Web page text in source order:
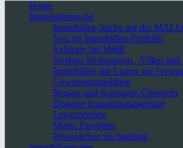
Home
Immobiliensuche
Immobilien-Suche auf der
Neu im Immobilien-Portfolio
Exklusiv bei M&B
Neubau-Wohnungen, -Villen und
Immobilien mit Lizenz zur
Gewerbeimmobilien
Region-und Kategorie-Übersicht
Diskrete Immobilienangebote
Langzeitmiete
Meine Favoriten
Persönlicher Suchauftrag